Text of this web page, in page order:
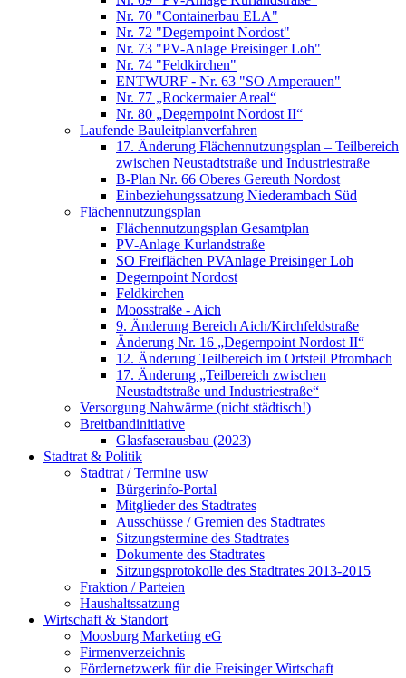
Nr. 70 "Containerbau ELA"
Nr. 72 "Degernpoint Nordost"
Nr. 73 "PV-Anlage Preisinger Loh"
Nr. 74 "Feldkirchen"
ENTWURF - Nr. 63 "SO Amperauen"
Nr. 77 „Rockermaier Areal“
Nr. 80 „Degernpoint Nordost II“
Laufende Bauleitplanverfahren
17. Änderung Flächennutzungsplan – Teilbereich
zwischen Neustadtstraße und Industriestraße
B-Plan Nr. 66 Oberes Gereuth Nordost
Einbeziehungssatzung Niederambach Süd
Flächennutzungsplan
Flächennutzungsplan Gesamtplan
PV-Anlage Kurlandstraße
SO Freiflächen PV­Anlage Preisinger Loh
Degernpoint Nordost
Feldkirchen
Moosstraße - Aich
9. Änderung Bereich Aich/Kirchfeldstraße
Änderung Nr. 16 „Degernpoint Nordost II“
12. Änderung Teilbereich im Ortsteil Pfrombach
17. Änderung „Teilbereich zwischen
Neustadtstraße und Industriestraße“
Versorgung Nahwärme (nicht städtisch!)
Breitbandinitiative
Glasfaserausbau (2023)
Stadtrat & Politik
Stadtrat / Termine usw
Bürgerinfo-Portal
Mitglieder des Stadtrates
Ausschüsse / Gremien des Stadtrates
Sitzungstermine des Stadtrates
Dokumente des Stadtrates
Sitzungsprotokolle des Stadtrates 2013-2015
Fraktion / Parteien
Haushaltssatzung
Wirtschaft & Standort
Moosburg Marketing eG
Firmenverzeichnis
Fördernetzwerk für die Freisinger Wirtschaft